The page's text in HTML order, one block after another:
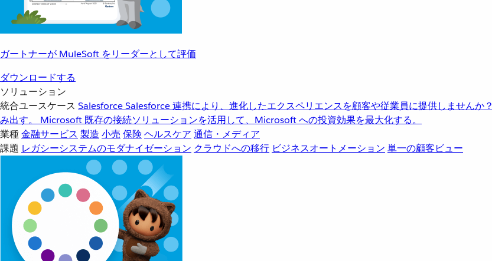
ガートナーが MuleSoft をリーダーとして評価
ダウンロードする
ソリューション
統合ユースケース SalesforceSalesforce 連携により、進化したエクスペリエンスを顧客や従業員に提供しませんか？
み出す。
Microsoft 既存の接続ソリューションを活用して、Microsoft への投資効果を最大化する。
業種金融サービス 製造 小売 保険 ヘルスケア 通信・メディア
課題 レガシーシステムのモダナイゼーション クラウドへの移行 ビジネスオートメーション 単一の顧客ビュー